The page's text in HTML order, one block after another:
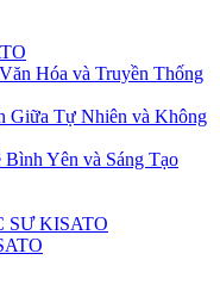
Hóa và Truyền Thống
Giữa Tự Nhiên và Không
Yên và Sáng Tạo
SƯ KISATO